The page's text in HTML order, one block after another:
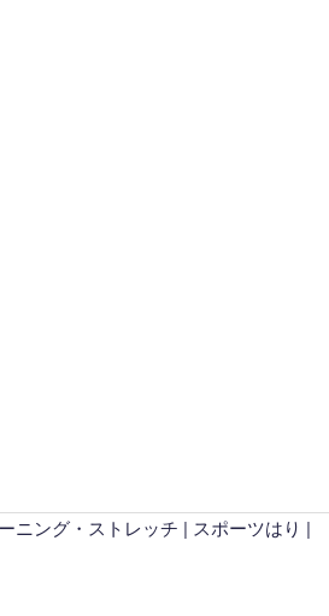
ニング・ストレッチ
スポーツはり